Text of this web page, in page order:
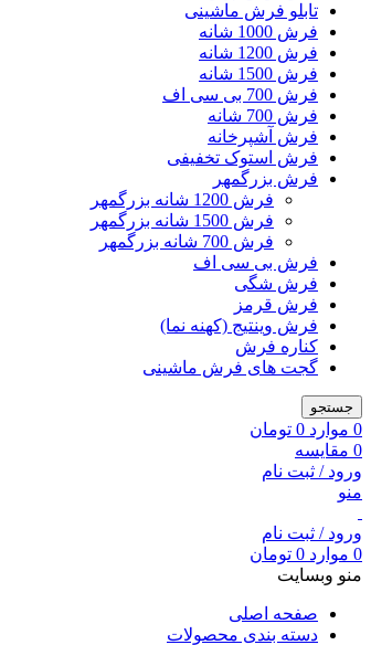
تابلو فرش ماشینی
فرش 1000 شانه
فرش 1200 شانه
فرش 1500 شانه
فرش 700 بی سی اف
فرش 700 شانه
فرش آشپرخانه
فرش استوک تخفیفی
فرش بزرگمهر
فرش 1200 شانه بزرگمهر
فرش 1500 شانه بزرگمهر
فرش 700 شانه بزرگمهر
فرش بی سی اف
فرش شگی
فرش قرمز
فرش وینتیج (کهنه نما)
کناره فرش
گجت های فرش ماشینی
جستجو
0 موارد 0 تومان
0 مقایسه
ورود / ثبت نام
منو
ورود / ثبت نام
0 موارد 0 تومان
منو وبسایت
صفحه اصلی
دسته بندی محصولات